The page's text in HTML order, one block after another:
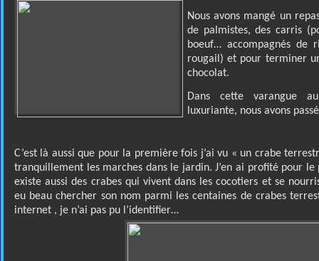
Nous avons mangé un
de palmistes, des carris
boeuf… accompagnés de
rougail) et pour terminer
chocolat.
Dans cette varangue
luxuriante, nous avons
C’est là aussi que pour la première fois j’ai vu « un crabe
tranquillement les marches dans le jardin. J’en ai profité pour
existe aussi des crabes qui vivent dans les cocotiers et se
eu beau chercher son nom parmi les centaines de crabes
internet , je n’ai pas pu l’identifier…